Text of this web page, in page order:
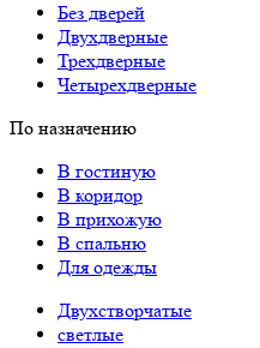
Без дверей
Двухдверные
Трехдверные
Четырехдверные
По назначению
В гостиную
В коридор
В прихожую
В спальню
Для одежды
Двухстворчатые
светлые